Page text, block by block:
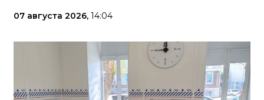
07 августа 2026, 14:04